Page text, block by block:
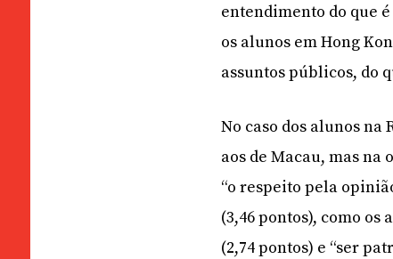
entendimento do que
os alunos em Hong
assuntos públicos, do
No caso dos alunos na
aos de Macau, mas na
“o respeito pela
(3,46 pontos), como
(2,74 pontos) e “ser